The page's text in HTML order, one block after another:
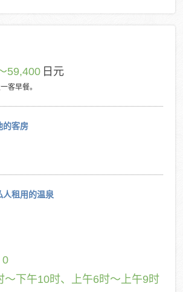
59,400 日元
客早餐。
的客房
人租用的温泉
0
～下午10时、上午6时～上午9时